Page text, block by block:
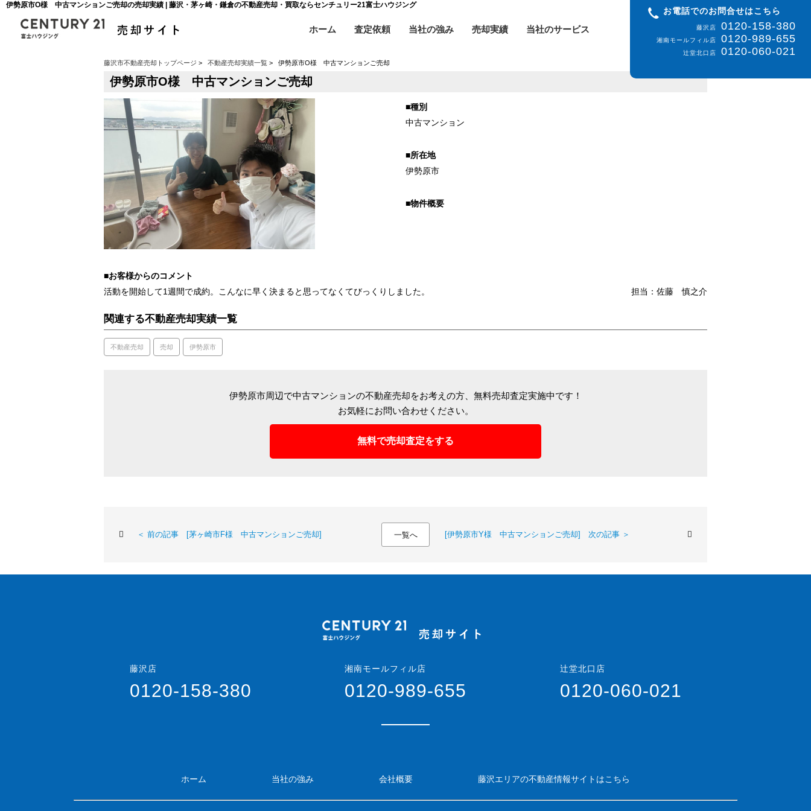
伊勢原市O様 中古マンションご売却の売却実績 | 藤沢・茅ヶ崎・鎌倉の不動産売却・買取ならセンチュリー21富士ハウジング
ホーム 査定依頼 当社の強み 売却実績 当社のサービス
お電話でのお問合せはこちら
藤沢店 0120-158-380
湘南モールフィル店 0120-989-655
辻堂北口店 0120-060-021
藤沢市不動産売却トップページ > 不動産売却実績一覧 > 伊勢原市O様 中古マンションご売却
伊勢原市O様 中古マンションご売却
■種別
中古マンション
■所在地
伊勢原市
■物件概要
■お客様からのコメント
活動を開始して1週間で成約。こんなに早く決まると思ってなくてびっくりしました。
担当：佐藤 慎之介
関連する不動産売却実績一覧
不動産売却 売却 伊勢原市
伊勢原市周辺で中古マンションの不動産売却をお考えの方、 無料売却査定実施中です！
お気軽にお問い合わせください。
無料で売却査定をする
＜ 前の記事 [茅ヶ崎市F様 中古マンションご売却] 一覧へ [伊勢原市Y様 中古マンションご売却] 次の記事 ＞
藤沢店
0120-158-380
湘南モールフィル店
0120-989-655
辻堂北口店
0120-060-021
ホーム 当社の強み 会社概要 藤沢エリアの不動産情報サイトはこちら